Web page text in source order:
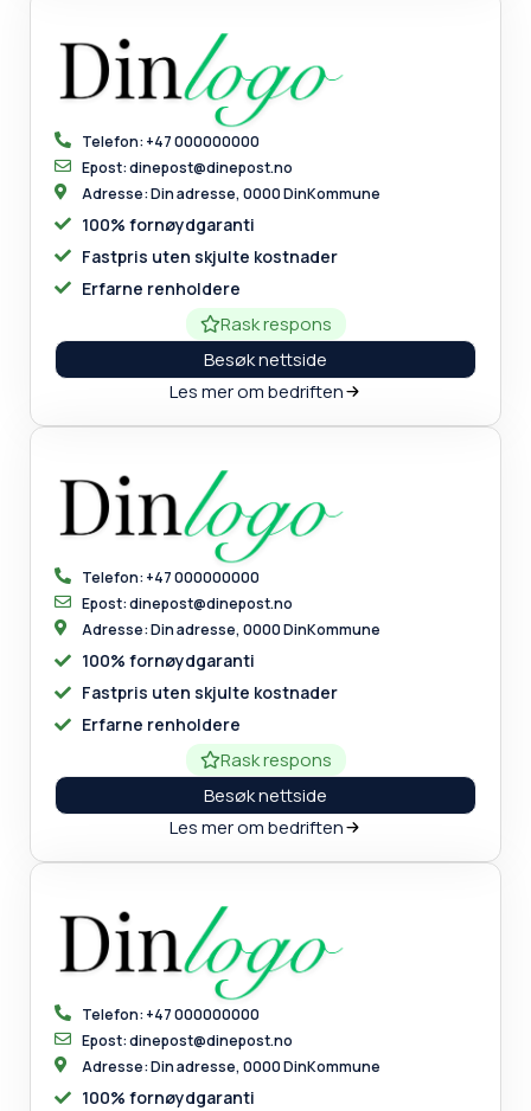
Telefon: +47 000000000
Epost: dinepost@dinepost.no
Adresse: Din adresse, 0000 DinKommune
100% fornøydgaranti
Fastpris uten skjulte kostnader
Erfarne renholdere
Rask respons
Besøk nettside
Les mer om bedriften
Telefon: +47 000000000
Epost: dinepost@dinepost.no
Adresse: Din adresse, 0000 DinKommune
100% fornøydgaranti
Fastpris uten skjulte kostnader
Erfarne renholdere
Rask respons
Besøk nettside
Les mer om bedriften
Telefon: +47 000000000
Epost: dinepost@dinepost.no
Adresse: Din adresse, 0000 DinKommune
100% fornøydgaranti